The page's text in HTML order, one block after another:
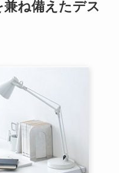
ね備えたデス